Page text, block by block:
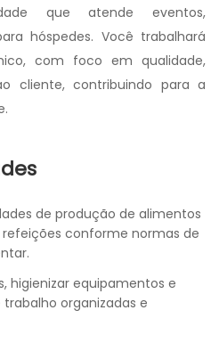
que atende eventos,
hóspedes. Você trabalhará
com foco em qualidade,
cliente, contribuindo para a
de produção de alimentos
conforme normas de
higienizar equipamentos e
organizadas e